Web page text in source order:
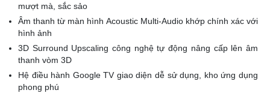
mượt mà, sắc sảo
Âm thanh từ màn hình Acoustic Multi-Audio khớp chính xác với
hình ảnh
3D Surround Upscaling công nghệ tự động nâng cấp lên âm
thanh vòm 3D
Hệ điều hành Google TV giao diện dễ sử dụng, kho ứng dụng
phong phú